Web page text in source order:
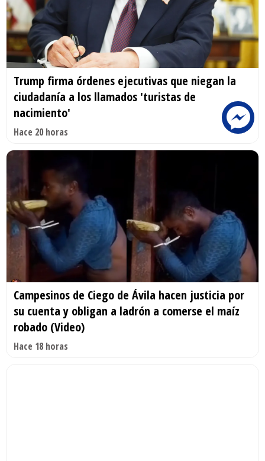
Trump firma órdenes ejecutivas que niegan la
ciudadanía a los llamados 'turistas de
nacimiento'
Hace 20 horas
Campesinos de Ciego de Ávila hacen justicia por
su cuenta y obligan a ladrón a comerse el maíz
robado (Video)
Hace 18 horas